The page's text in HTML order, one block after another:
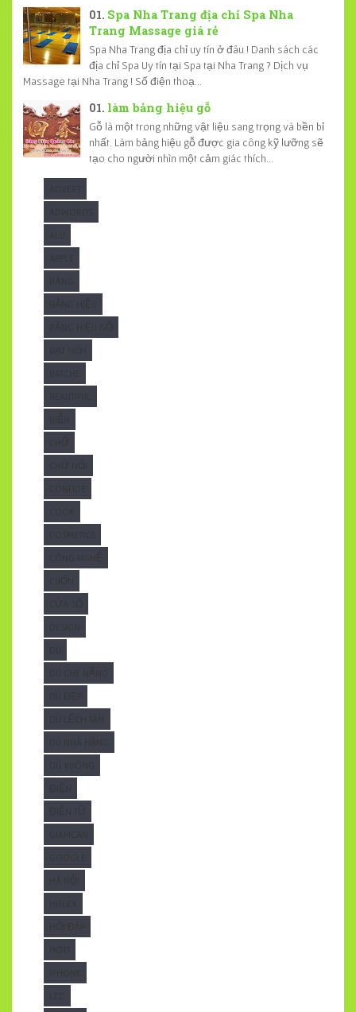
Spa Nha Trang địa chỉ Spa Nha
Trang Massage giá rẻ
Spa Nha Trang địa chỉ uy tín ở đâu ! Danh sách các
địa chỉ Spa Uy tín tại Spa tại Nha Trang ? Dịch vụ
Massage tại Nha Trang ! Số điện thoạ...
làm bảng hiệu gỗ
Gỗ là một trong những vật liệu sang trọng và bền bỉ
nhất. Làm bảng hiệu gỗ được gia công kỹ lưỡng sẽ
tạo cho người nhìn một cảm giác thích...
ADVERT
ADWORDS
ALU
APPLE
BẢNG HIỆU
BẢNG HIỆU GỖ
BẠT HCM
BATCHE
BEAUTIFUL
BIỂN
CHỮ
CHỮ NỔI
COSMETICS
CÔNG NGHỆ
CUỐN
CỬA SỔ
DÙ ĐẸP
DÙ LỆCH TÂM
DÙ NHÀ HÀNG
ĐIỆN
ĐIỆN TỬ
GIAMCAN
HÀ NỘI
HỎI ĐÁP
HOT1